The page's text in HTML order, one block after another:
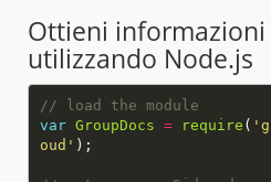
Ottieni
utilizzando Node.js
var GroupDocs = require (
oud'